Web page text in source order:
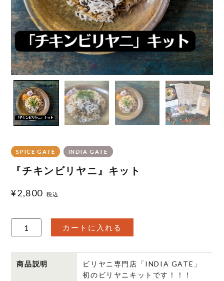
SPICE GATE INDIA GATE
『チキンビリヤニ』キット
¥2,800 税込
『チ
キ
ビ
カートに入れる
商品説明
ビリヤニ専門店「INDIA GATE」
初のビリヤニキットです！！！